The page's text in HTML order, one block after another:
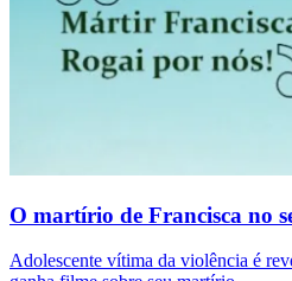
O martírio de Francisca no
Adolescente vítima da violência é